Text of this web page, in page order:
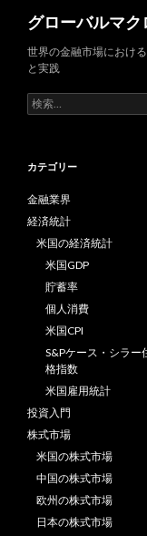
グローバルマ
世界の金融市場におけ
と実践
検
索:
カテゴリー
金融業界
経済統計
米国の経済統計
米国GDP
貯蓄率
個人消費
米国CPI
S&Pケース・シラー
格指数
米国雇用統計
投資入門
株式市場
米国の株式市場
中国の株式市場
欧州の株式市場
日本の株式市場